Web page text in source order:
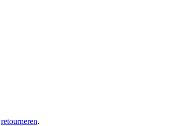
retourneren.